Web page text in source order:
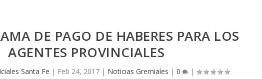
DE PAGO DE HABERES PARA LOS
AGENTES PROVINCIALES
Santa Fe | Feb 24, 2017 | Noticias Gremiales |0 |